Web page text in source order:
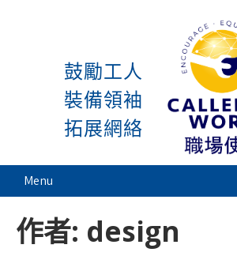
Called To Work
鼓勵工人
裝備領袖
拓展網絡
Menu
作者: design